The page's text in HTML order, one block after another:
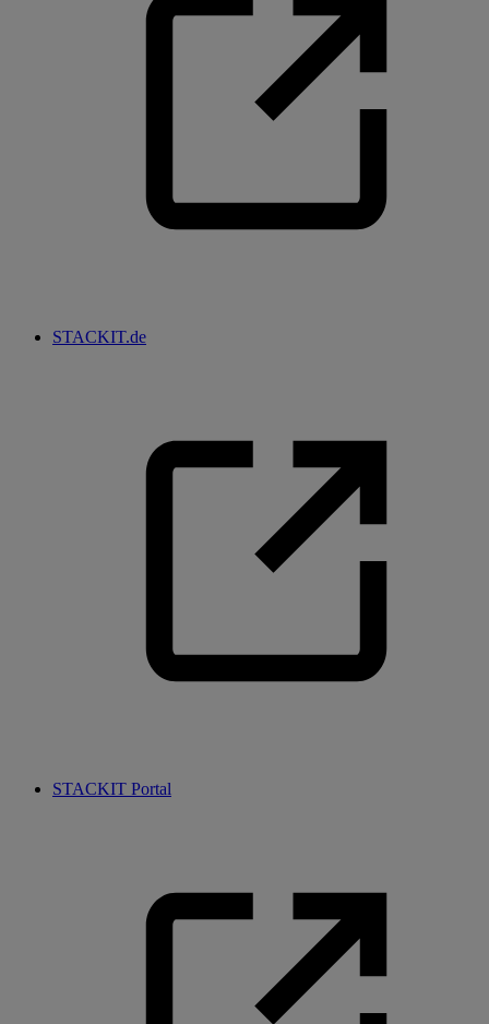
STACKIT.de
STACKIT Portal